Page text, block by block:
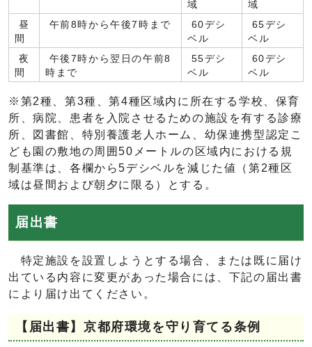
域
域
昼
間
午前8時から午後7時まで
60デシ
ベル
65デシ
ベル
夜
間
午後7時から翌日の午前8
時まで
55デシ
ベル
60デシ
ベル
※第2種、第3種、第4種区域内に所在する学校、保育
所、病院、患者を入院させるための施設を有する診療
所、図書館、特別養護老人ホーム、幼保連携型認定こ
ども園の敷地の周囲50メートルの区域内における規
制基準は、各欄から5デシベルを減じた値（第2種区
域は昼間および朝夕に限る）とする。
届出書
特定施設を設置しようとする場合、または既に届け
出ている内容に変更があった場合には、下記の届出書
により届け出てください。
【届出書】京都府環境を守り育てる条例